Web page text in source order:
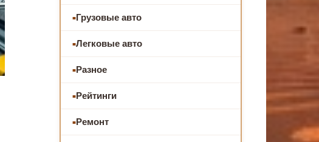
Грузовые авто
Легковые авто
Разное
Рейтинги
Ремонт